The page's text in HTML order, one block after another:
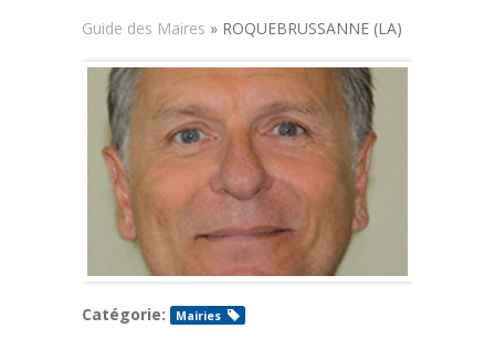
Guide des Maires » ROQUEBRUSSANNE (LA)
Catégorie: Mairies